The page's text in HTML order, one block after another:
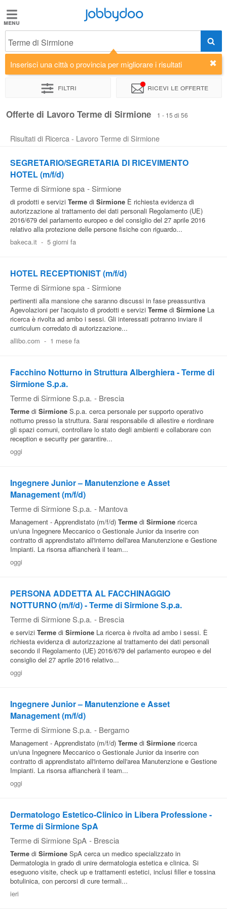
Jobbydoo
Offerte
di
lavoro
Elenco
Blog
Pubblica
Area
Aziende
Jobbydoo
Terme di Sirmione
Inserisci una città o provincia per migliorare i risultati
Filtri Ricevi le offerte
Offerte di Lavoro Terme di Sirmione 1 - 15 di 56
Risultati di Ricerca - Lavoro Terme di Sirmione
SEGRETARIO/SEGRETARIA DI RICEVIMENTO
HOTEL (m/f/d)
Terme di Sirmione spa - Sirmione
di prodotti e servizi Terme di Sirmione È richiesta evidenza di
autorizzazione al trattamento dei dati personali Regolamento (UE)
2016/679 del parlamento europeo e del consiglio del 27 aprile 2016
relativo alla protezione delle persone fisiche con riguardo...
bakeca.it - 5 giorni fa
HOTEL RECEPTIONIST (m/f/d)
Terme di Sirmione spa - Sirmione
pertinenti alla mansione che saranno discussi in fase preassuntiva
Agevolazioni per l'acquisto di prodotti e servizi Terme di Sirmione La
ricerca è rivolta ad ambo i sessi. Gli interessati potranno inviare il
curriculum corredato di autorizzazione...
allibo.com - 1 mese fa
Facchino Notturno in Struttura Alberghiera - Terme di
Sirmione S.p.a.
Terme di Sirmione S.p.a. - Brescia
Terme di Sirmione S.p.a. cerca personale per supporto operativo
notturno presso la struttura. Sarai responsabile di allestire e riordinare
gli spazi comuni, controllare lo stato degli ambienti e collaborare con
reception e security per garantire...
oggi
Ingegnere Junior – Manutenzione e Asset
Management (m/f/d)
Terme di Sirmione S.p.a. - Mantova
Management - Apprendistato (m/f/d) Terme di Sirmione ricerca
un/una Ingegnere Meccanico o Gestionale Junior da inserire con
contratto di apprendistato all'interno dell'area Manutenzione e Gestione
Impianti. La risorsa affiancherà il team...
oggi
PERSONA ADDETTA AL FACCHINAGGIO
NOTTURNO (m/f/d) - Terme di Sirmione S.p.a.
Terme di Sirmione S.p.a. - Brescia
e servizi Terme di Sirmione La ricerca è rivolta ad ambo i sessi. È
richiesta evidenza di autorizzazione al trattamento dei dati personali
secondo il Regolamento (UE) 2016/679 del parlamento europeo e del
consiglio del 27 aprile 2016 relativo...
oggi
Ingegnere Junior – Manutenzione e Asset
Management (m/f/d)
Terme di Sirmione S.p.a. - Bergamo
Management - Apprendistato (m/f/d) Terme di Sirmione ricerca
un/una Ingegnere Meccanico o Gestionale Junior da inserire con
contratto di apprendistato all'interno dell'area Manutenzione e Gestione
Impianti. La risorsa affiancherà il team...
oggi
Dermatologo Estetico-Clinico in Libera Professione -
Terme di Sirmione SpA
Terme di Sirmione SpA - Brescia
Terme di Sirmione SpA cerca un medico specializzato in
Dermatologia in grado di unire dermatologia estetica e clinica. Si
eseguono visite, check up e trattamenti estetici, inclusi filler e tossina
botulinica, con percorsi di cure termali...
ieri